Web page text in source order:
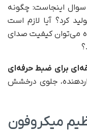
سوال اینجاست: چگونه
کرد؟ آیا لازم است
می‌توان کیفیت صدای
برای ضبط حرفه‌ای
جلوی درخشش
میکروفون